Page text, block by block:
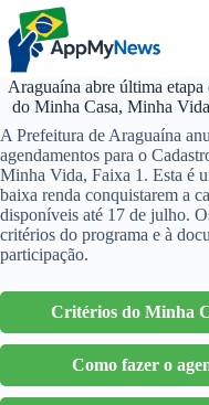
Pular
para
conteúdo
Araguaína abre última etapa
do Minha Casa, Minha
A Prefeitura de Araguaína
agendamentos para o
Minha Vida, Faixa 1. Esta é
baixa renda conquistarem a
disponíveis até 17 de julho.
critérios do programa e à
participação.
Critérios do Minha
Como fazer o